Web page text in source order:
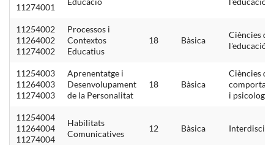
11274001
11254002
11264002
11274002
Processos i
Contextos
Educatius
18 Bàsica
Ciències de
l'educació
11254003
11264003
11274003
Aprenentatge i
Desenvolupament
de la Personalitat
18 Bàsica
Ciències del
i psicologia
11254004
11264004
11274004
Habilitats
Comunicatives
12 Bàsica